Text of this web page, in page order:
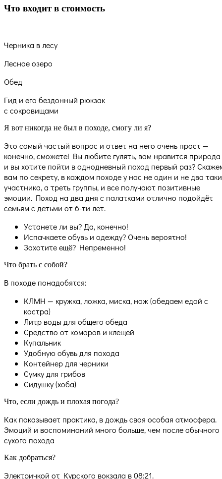
Что входит в стоимость
Черника в лесу
Лесное озеро
Обед
Гид и его бездонный рюкзак
с сокровищами
Я вот никогда не был в походе, смогу ли я?
Это самый частый вопрос и ответ на него очень прост —
конечно, сможете! Вы любите гулять, вам нравится природа
и вы хотите пойти в однодневный поход первый раз?
вам по секрету, в каждом походе у нас не один и не два
участника, а треть группы, и все получают позитивные
эмоции. Поход на два дня с палатками отлично подойдёт
семьям с детьми от 6-ти лет.
Устанете ли вы? Да, конечно!
Испачкаете обувь и одежду? Очень вероятно!
Захотите ещё? Непременно!
Что брать с собой?
В походе понадобятся:
КЛМН — кружка, ложка, миска, нож (обедаем едой с
костра)
Литр воды для общего обеда
Средство от комаров и клещей
Купальник
Удобную обувь для похода
Контейнер для черники
Сумку для грибов
Сидушку (хоба)
Что, если дождь и плохая погода?
Как показывает практика, в дождь своя особая атмосфера.
Эмоций и воспоминаний много больше, чем после обычного
сухого похода
Как добраться?
Электричкой от Курского вокзала в 08:21.